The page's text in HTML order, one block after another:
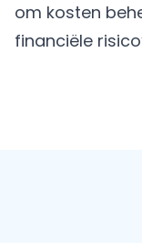
om kosten
financiële